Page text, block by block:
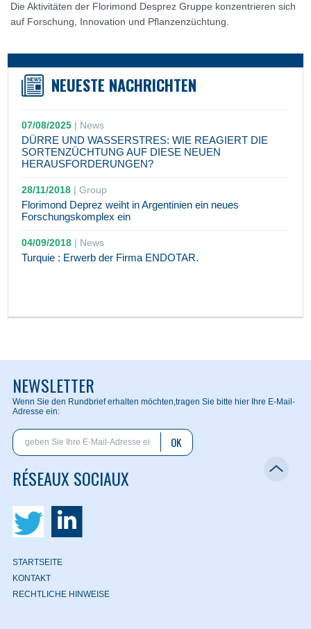
Die Aktivitäten der Florimond Desprez Gruppe konzentrieren sich
auf Forschung, Innovation und Pflanzenzüchtung.
NEUESTE NACHRICHTEN
07/08/2025 | News
DÜRRE UND WASSERSTRES: WIE REAGIERT DIE
SORTENZÜCHTUNG AUF DIESE NEUEN
HERAUSFORDERUNGEN?
28/11/2018 |Group
Florimond Deprez weiht in Argentinien ein neues
Forschungskomplex ein
04/09/2018 | News
Turquie : Erwerb der Firma ENDOTAR.
NEWSLETTER
Wenn Sie den Rundbrief erhalten möchten,tragen Sie bitte hier Ihre E-Mail-
Adresse ein:
OK
RÉSEAUX SOCIAUX
STARTSEITE
KONTAKT
RECHTLICHE HINWEISE